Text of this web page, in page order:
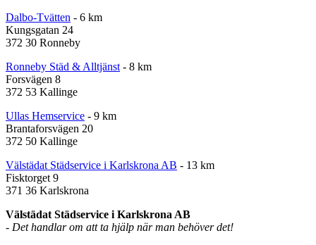
Dalbo-Tvätten - 6 km
Kungsgatan 24
372 30 Ronneby
Ronneby Städ & Alltjänst - 8 km
Forsvägen 8
372 53 Kallinge
Ullas Hemservice - 9 km
Brantaforsvägen 20
372 50 Kallinge
Välstädat Städservice i Karlskrona AB - 13 km
Fisktorget 9
371 36 Karlskrona
Välstädat Städservice i Karlskrona AB
- Det handlar om att ta hjälp när man behöver det!